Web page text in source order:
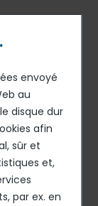
de
et
envoyé
au
disque dur
afin
sûr et
et,
par ex. en